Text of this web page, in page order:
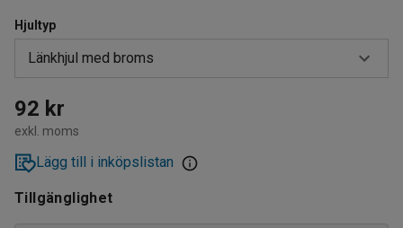
Hjultyp
Länkhjul med broms
Länkhjul
Länkhjul med broms
92 kr
exkl. moms
Lägg till i inköpslistan
Tillgänglighet